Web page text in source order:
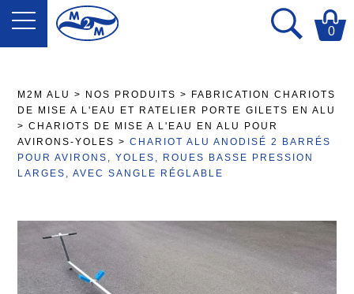
0
M2M ALU > NOS PRODUITS >
FABRICATION CHARIOTS
DE MISE A L'EAU ET RATELIER PORTE GILETS EN ALU
>CHARIOTS DE MISE A L'EAU EN ALU POUR
AVIRONS-YOLES >CHARIOT ALU ANODISÉ 2 BARRÉS
POUR AVIRONS, YOLES, ROUES BASSE PRESSION
LARGES, AVEC SANGLE RÉGLABLE